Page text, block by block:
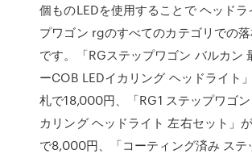
個ものLEDを使用することで ヘッドラ
プワゴン rgのすべてのカテゴリでの
です。「RGステップワゴン バルカン
ーCOB LEDイカリング ヘッドライト
札で18,000円、「RG1 ステップワゴ
カリング ヘッドライト 左右セット」
で8,000円、「コーティング済み ステ